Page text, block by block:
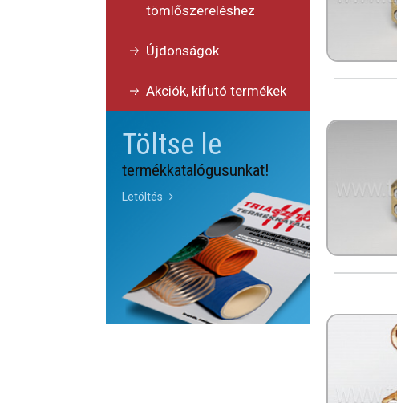
tömlőszereléshez
Újdonságok
Akciók, kifutó termékek
Töltse le
termékkatalógusunkat!
Letöltés